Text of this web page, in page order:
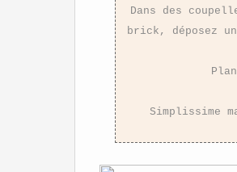
Dans des
brick, déposez
Simplissime